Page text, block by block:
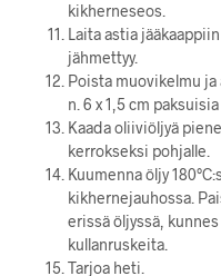
kikherneseos.
Laita astia
jähmettyy.
Poista muovikelmu
n. 6 x 1,5 cm
Kaada oliiviöljyä
kerrokseksi pohjalle.
Kuumenna öljy
kikhernejauhossa.
erissä öljyssä,
kullanruskeita.
Tarjoa heti.